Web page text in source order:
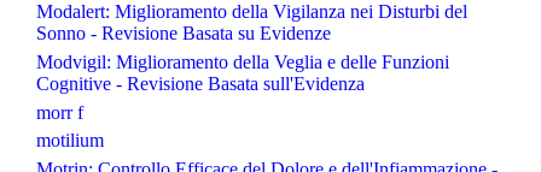
Modalert: Miglioramento della Vigilanza nei Disturbi del
Sonno - Revisione Basata su Evidenze
Modvigil: Miglioramento della Veglia e delle Funzioni
Cognitive - Revisione Basata sull'Evidenza
morr f
motilium